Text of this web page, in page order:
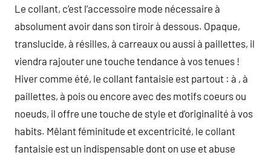
Le collant, c’est l’accessoire mode nécessaire à
absolument avoir dans son tiroir à dessous. Opaque,
translucide, à résilles, à carreaux ou aussi à paillettes, il
viendra rajouter une touche tendance à vos tenues !
Hiver comme été, le collant fantaisie est partout : à , à
paillettes, à pois ou encore avec des motifs coeurs ou
noeuds, il offre une touche de style et d’originalité à vos
habits. Mêlant féminitude et excentricité, le collant
fantaisie est un indispensable dont on use et abuse